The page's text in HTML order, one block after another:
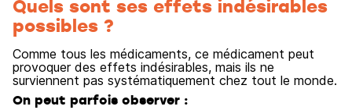
Quels sont ses effets indésirables
possibles ?
Comme tous les médicaments, ce médicament peut
provoquer des effets indésirables, mais ils ne
surviennent pas systématiquement chez tout le monde.
On peut parfois observer :